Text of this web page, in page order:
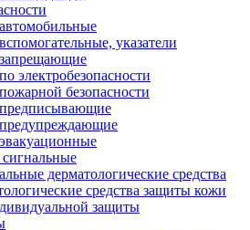
указатели
электробезопасности
безопасности
дерматологические средства
средства защиты кожи
защиты